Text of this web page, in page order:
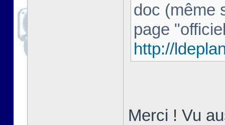
doc (même
page
http://
Merci ! Vu